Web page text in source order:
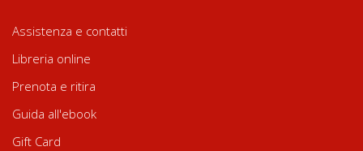
Assistenza e contatti
Libreria online
Prenota e ritira
Guida all'ebook
Gift Card